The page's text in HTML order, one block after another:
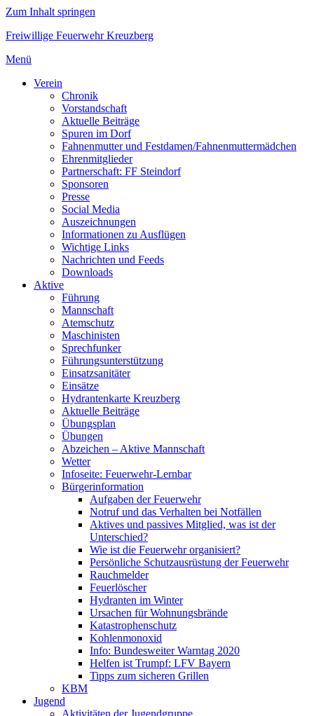
Zum Inhalt springen
Freiwillige Feuerwehr Kreuzberg
Menü
Verein
Chronik
Vorstandschaft
Aktuelle Beiträge
Spuren im Dorf
Fahnenmutter und Festdamen/Fahnenmuttermädchen
Ehrenmitglieder
Partnerschaft: FF Steindorf
Sponsoren
Presse
Social Media
Auszeichnungen
Informationen zu Ausflügen
Wichtige Links
Nachrichten und Feeds
Downloads
Aktive
Führung
Mannschaft
Atemschutz
Maschinisten
Sprechfunker
Führungsunterstützung
Einsatzsanitäter
Einsätze
Hydrantenkarte Kreuzberg
Aktuelle Beiträge
Übungsplan
Übungen
Abzeichen – Aktive Mannschaft
Wetter
Infoseite: Feuerwehr-Lernbar
Bürgerinformation
Aufgaben der Feuerwehr
Notruf und das Verhalten bei Notfällen
Aktives und passives Mitglied, was ist der
Unterschied?
Wie ist die Feuerwehr organisiert?
Persönliche Schutzausrüstung der Feuerwehr
Rauchmelder
Feuerlöscher
Hydranten im Winter
Ursachen für Wohnungsbrände
Katastrophenschutz
Kohlenmonoxid
Info: Bundesweiter Warntag 2020
Helfen ist Trumpf: LFV Bayern
Tipps zum sicheren Grillen
KBM
Jugend
Aktivitäten der Jugendgruppe